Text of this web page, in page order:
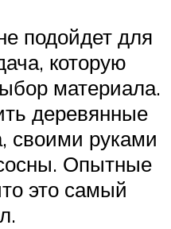
подойдет для
которую
материала.
деревянные
своими руками
Опытные
это самый